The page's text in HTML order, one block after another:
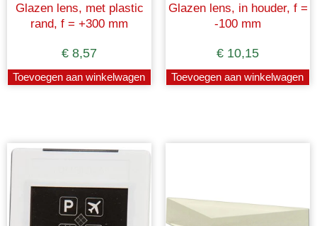
Glazen lens, met plastic
rand, f = +300 mm
€ 8,57
Toevoegen aan winkelwagen
Glazen lens, in houder, f =
-100 mm
€ 10,15
Toevoegen aan winkelwagen